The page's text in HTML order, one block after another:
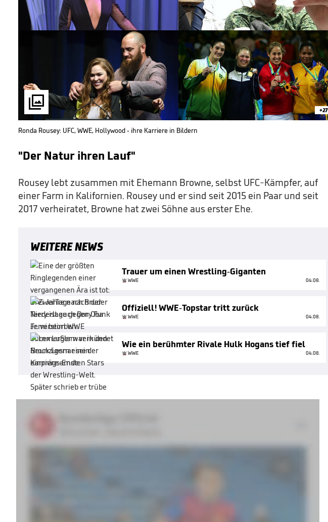
 +27
Ronda Rousey: UFC, WWE, Hollywood - ihre Karriere in Bildern
"Der Natur ihren Lauf"
Rousey lebt zusammen mit Ehemann Browne, selbst UFC-Kämpfer, auf
einer Farm in Kalifornien. Rousey und er sind seit 2015 ein Paar und seit
2017 verheiratet, Browne hat zwei Söhne aus erster Ehe.
WEITERE NEWS
Trauer um einen Wrestling-Giganten
WWE 04.08.
Offiziell! WWE-Topstar tritt zurück
WWE 04.08.
Wie ein berühmter Rivale Hulk Hogans tief fiel
WWE 04.08.